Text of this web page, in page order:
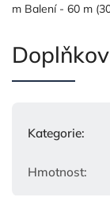
m Balení - 60 m
Kategorie:
Hmotnost: